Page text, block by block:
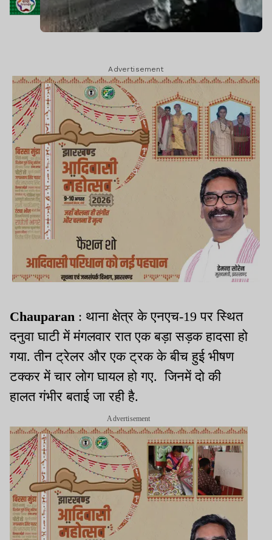
Advertisement
Chauparan : थाना क्षेत्र के एनएच-19 पर स्थित
दनुवा घाटी में मंगलवार रात एक बड़ा सड़क हादसा हो
गया. तीन ट्रेलर और एक ट्रक के बीच हुई भीषण
टक्कर में चार लोग घायल हो गए. जिनमें दो की
हालत गंभीर बताई जा रही है.
Advertisement